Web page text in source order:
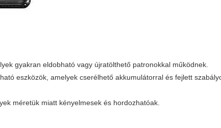
gyakran eldobható vagy újratölthető patronokkal működnek.
eszközök, amelyek cserélhető akkumulátorral és fejlett
méretük miatt kényelmesek és hordozhatóak.